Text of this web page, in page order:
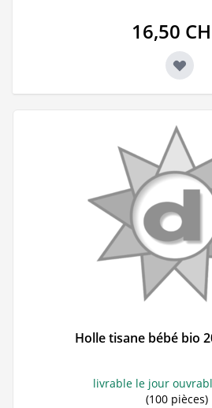
16,50
Holle tisane bébé bio
livrable le jour
(100 pièces)